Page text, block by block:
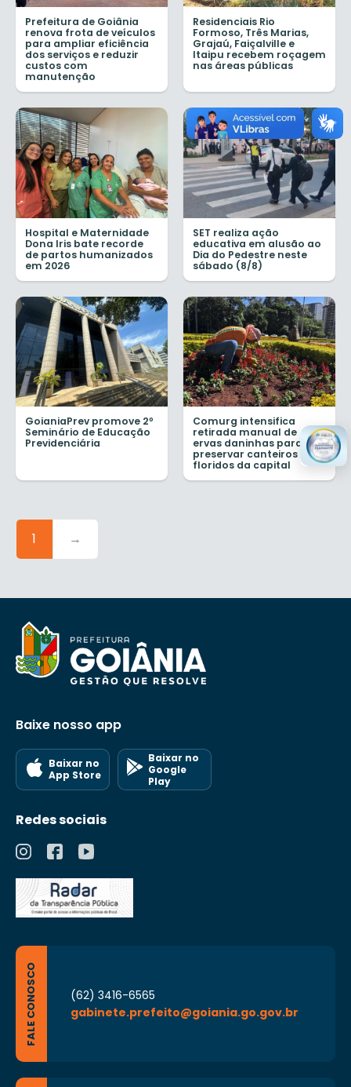
Prefeitura de Goiânia
renova frota de veículos
para ampliar eficiência
dos serviços e reduzir
custos com
manutenção
Residenciais Rio
Formoso, Três Marias,
Grajaú, Faiçalville e
Itaipu recebem roçagem
nas áreas públicas
Hospital e Maternidade
Dona Iris bate recorde
de partos humanizados
em 2026
SET realiza ação
educativa em alusão ao
Dia do Pedestre neste
sábado (8/8)
GoianiaPrev promove 2º
Seminário de Educação
Previdenciária
Comurg intensifica
retirada manual de
ervas daninhas para
preservar canteiros de
floridos da capital
1 →
Baixe nosso app
Baixar no
App Store
Baixar no
Google
Play
Redes sociais
FALE CONOSCO
(62) 3416-6565
gabinete.prefeito@goiania.go.gov.br